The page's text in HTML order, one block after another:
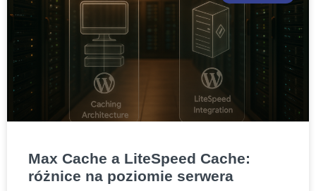
Max Cache a LiteSpeed Cache:
różnice na poziomie serwera